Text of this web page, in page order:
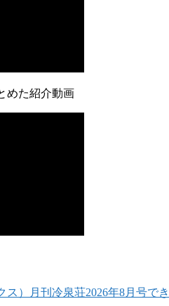
めた紹介動画
ス）月刊冷泉荘2026年8月号でき